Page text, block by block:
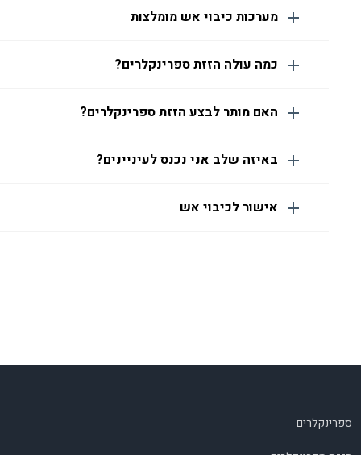
מערכות כיבוי אש מומלצות
כמה עולה הזזת ספרינקלרים?
האם מותר לבצע הזזת ספרינקלרים?
באיזה שלב אני נכנס לעיניינים?
אישור לכיבוי אש
ספרינקלרים